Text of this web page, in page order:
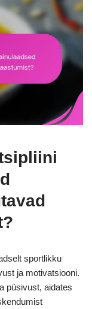
sportlikku
ja motivatsiooni.
püsivust, aidates